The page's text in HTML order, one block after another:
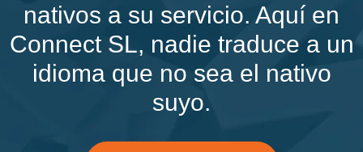
nativos a su servicio. Aquí en
Connect SL, nadie traduce a un
idioma que no sea el nativo
suyo.